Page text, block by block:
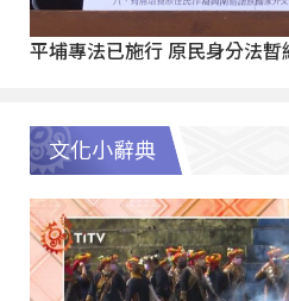
平埔專法已施行 原民身分法暫
文化小辭典